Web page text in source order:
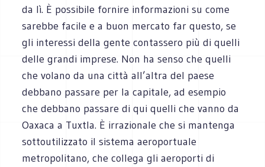
da lì. È possibile fornire informazioni su come
sarebbe facile e a buon mercato far questo, se
gli interessi della gente contassero più di quelli
delle grandi imprese. Non ha senso che quelli
che volano da una città all’altra del paese
debbano passare per la capitale, ad esempio
che debbano passare di qui quelli che vanno da
Oaxaca a Tuxtla. È irrazionale che si mantenga
sottoutilizzato il sistema aeroportuale
metropolitano, che collega gli aeroporti di